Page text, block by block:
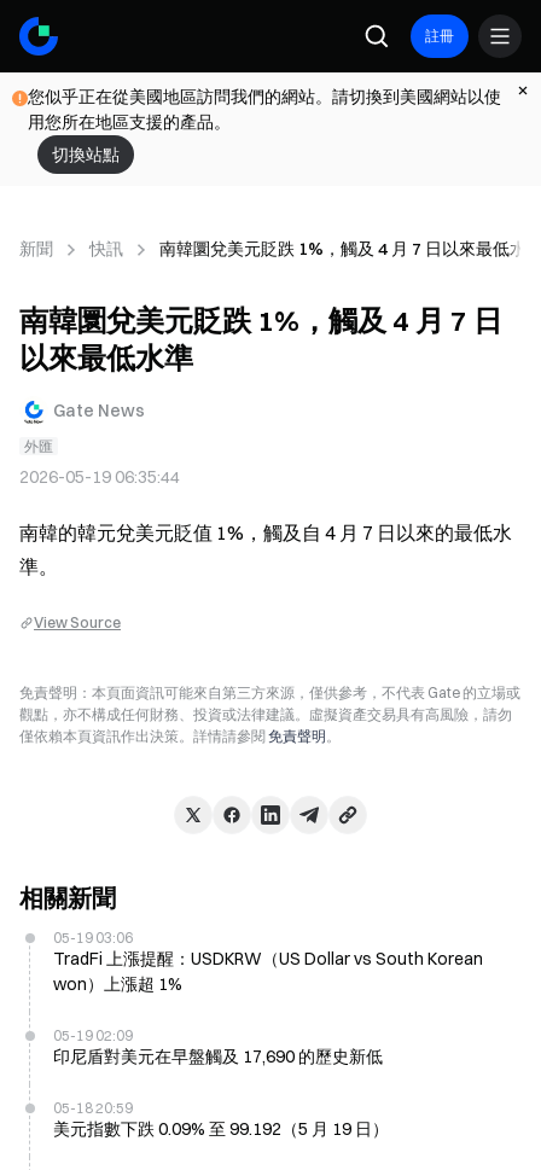
註冊
您似乎正在從美國地區訪問我們的網站。請切換到美國網站以使
用您所在地區支援的產品。
切換站點
新聞 快訊 南韓圜兌美元貶跌 1%，觸及 4 月 7 日以來最低水
南韓圜兌美元貶跌 1%，觸及 4 月 7 日
以來最低水準
Gate News
外匯
2026-05-19 06:35:44
南韓的韓元兌美元貶值 1%，觸及自 4 月 7 日以來的最低水
準。
View Source
免責聲明：本頁面資訊可能來自第三方來源，僅供參考，不代表 Gate 的立場或
觀點，亦不構成任何財務、投資或法律建議。虛擬資產交易具有高風險，請勿
僅依賴本頁資訊作出決策。詳情請參閱 免責聲明。
相關新聞
05-19 03:06
TradFi 上漲提醒：USDKRW（US Dollar vs South Korean
won）上漲超 1%
05-19 02:09
印尼盾對美元在早盤觸及 17,690 的歷史新低
05-18 20:59
美元指數下跌 0.09% 至 99.192（5 月 19 日）